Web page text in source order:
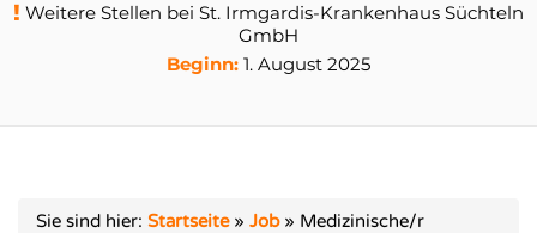
Weitere Stellen bei St. Irmgardis-Krankenhaus Süchteln
GmbH
Beginn: 1. August 2025
Sie sind hier: Startseite» Job» Medizinische/r